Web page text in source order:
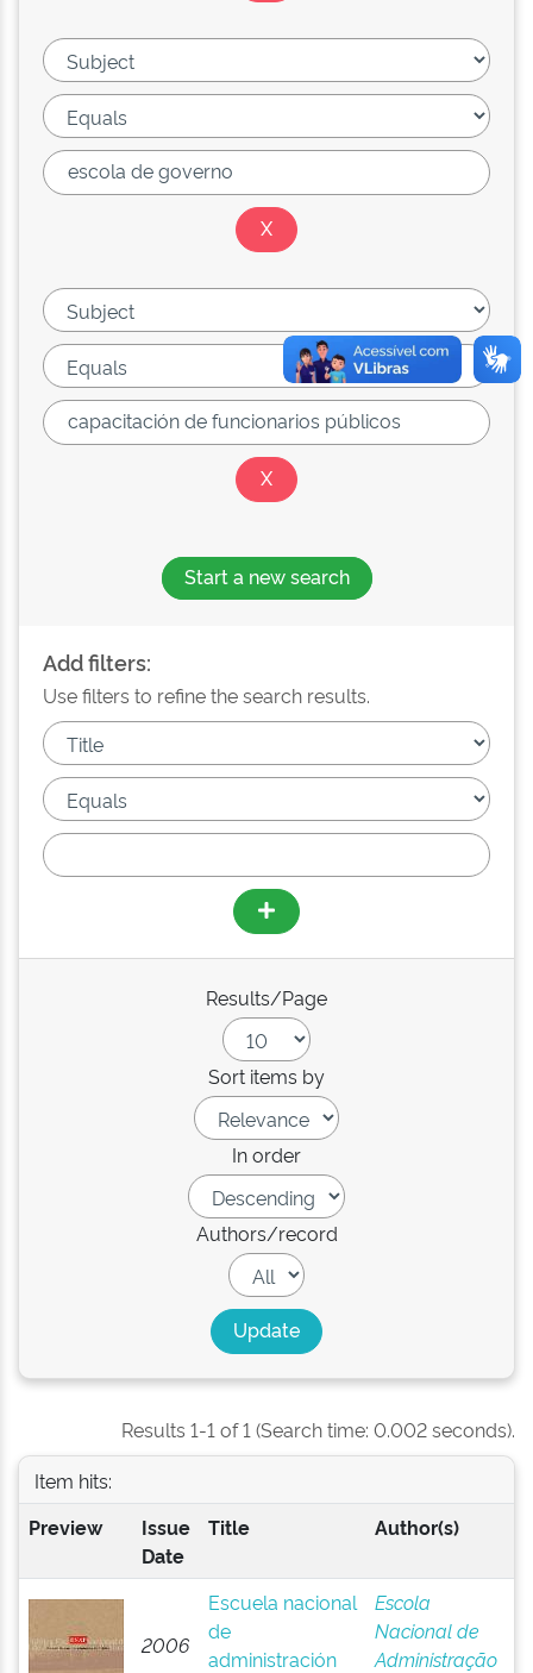
Start a new search
Add filters:
Use filters to refine the search results.
Results/Page
Sort items by
In order
Authors/record
Results 1-1 of 1 (Search time: 0.002 seconds).
Item hits:
Preview
Issue
Date
Title Author(s)
2006
Escuela nacional
de
administración
Escola
Nacional de
Administração